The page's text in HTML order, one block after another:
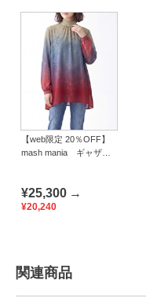
【web限定 20％OFF】
mash mania ギャザー
¥25,300 →
¥20,240
関連商品